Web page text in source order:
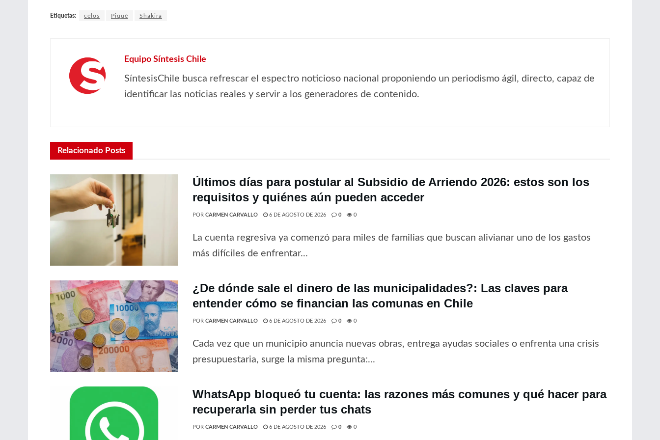
Etiquetas: celos Piqué Shakira
Equipo Síntesis Chile
SíntesisChile busca refrescar el espectro noticioso nacional proponiendo un periodismo ágil, directo, capaz de
identificar las noticias reales y servir a los generadores de contenido.
Relacionado Posts
Últimos días para postular al Subsidio de Arriendo 2026: estos son los
requisitos y quiénes aún pueden acceder
POR CARMEN CARVALLO 6 DE AGOSTO DE 2026 0 0
La cuenta regresiva ya comenzó para miles de familias que buscan alivianar uno de los gastos
más difíciles de enfrentar...
¿De dónde sale el dinero de las municipalidades?: Las claves para
entender cómo se financian las comunas en Chile
POR CARMEN CARVALLO 6 DE AGOSTO DE 2026 0 0
Cada vez que un municipio anuncia nuevas obras, entrega ayudas sociales o enfrenta una crisis
presupuestaria, surge la misma pregunta:...
WhatsApp bloqueó tu cuenta: las razones más comunes y qué hacer para
recuperarla sin perder tus chats
POR CARMEN CARVALLO 6 DE AGOSTO DE 2026 0 0